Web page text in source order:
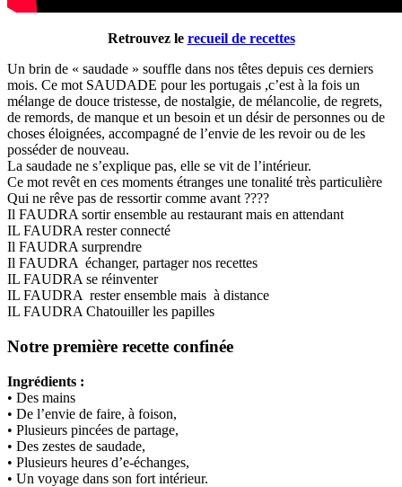
Retrouvez le recueil de recettes
Un brin de « saudade » souffle dans nos têtes depuis ces derniers
mois. Ce mot SAUDADE pour les portugais ,c’est à la fois un
mélange de douce tristesse, de nostalgie, de mélancolie, de regrets,
de remords, de manque et un besoin et un désir de personnes ou de
choses éloignées, accompagné de l’envie de les revoir ou de les
posséder de nouveau.
La saudade ne s’explique pas, elle se vit de l’intérieur.
Ce mot revêt en ces moments étranges une tonalité très particulière
Qui ne rêve pas de ressortir comme avant ????
Il FAUDRA sortir ensemble au restaurant mais en attendant
IL FAUDRA rester connecté
Il FAUDRA surprendre
Il FAUDRA échanger, partager nos recettes
IL FAUDRA se réinventer
IL FAUDRA rester ensemble mais à distance
IL FAUDRA Chatouiller les papilles
Notre première recette confinée
Ingrédients :
• Des mains
• De l’envie de faire, à foison,
• Plusieurs pincées de partage,
• Des zestes de saudade,
• Plusieurs heures d’e-échanges,
• Un voyage dans son fort intérieur.